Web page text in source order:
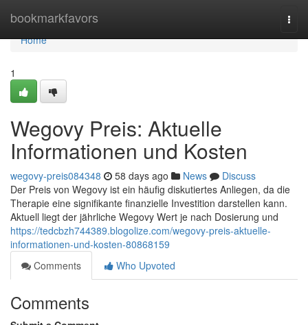
bookmarkfavors
Home
Home
1
Wegovy Preis: Aktuelle
Informationen und Kosten
wegovy-preis084348 58 days ago News
Discuss
Der Preis von Wegovy ist ein häufig diskutiertes Anliegen, da die
Therapie eine signifikante finanzielle Investition darstellen kann.
Aktuell liegt der jährliche Wegovy Wert je nach Dosierung und
https://tedcbzh744389.blogolize.com/wegovy-preis-aktuelle-
informationen-und-kosten-80868159
Comments
Who Upvoted
Comments